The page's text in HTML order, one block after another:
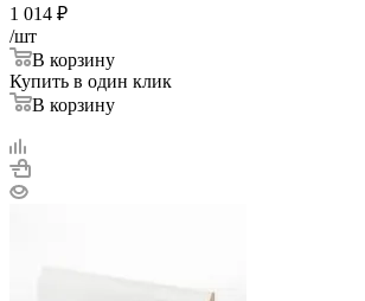
1 014 ₽
/шт
В корзину
Купить в один клик
В корзину